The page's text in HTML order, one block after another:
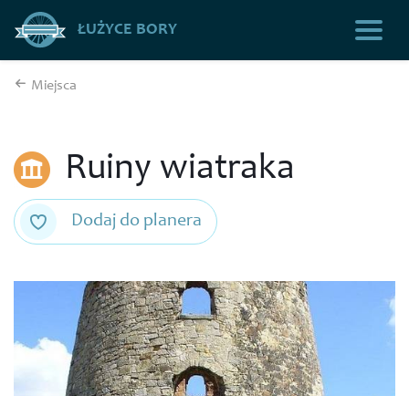
ŁUŻYCE BORY
Miejsca
Ruiny wiatraka
Dodaj do planera